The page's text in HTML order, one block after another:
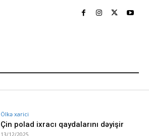
Ölkə xarici
Çin polad ixracı qaydalarını dəyişir
13/12/2025